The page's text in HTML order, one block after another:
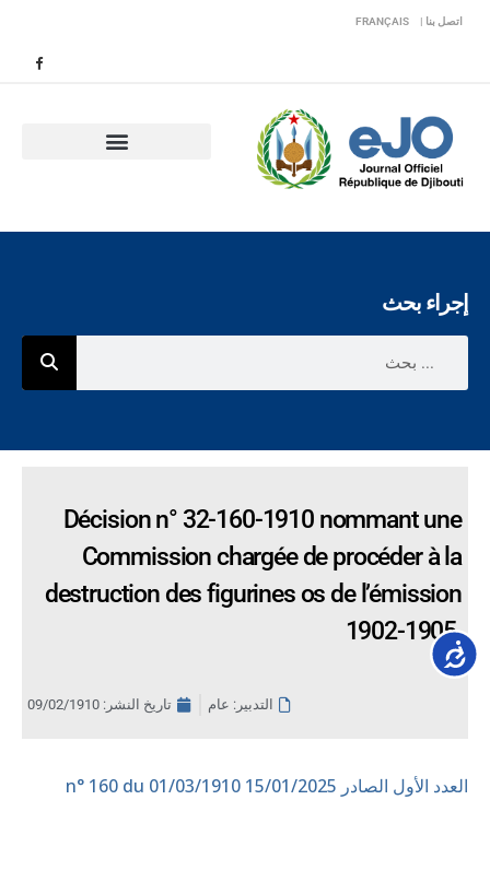
اتصل بنا | FRANÇAIS
إجراء بحث
Décision n° 32-160-1910 nommant une
Commission chargée de procéder à la
destruction des figurines os de l’émission
1902-1905.
التدبير: عام تاريخ النشر: 09/02/1910
العدد الأول الصادر 15/01/2025